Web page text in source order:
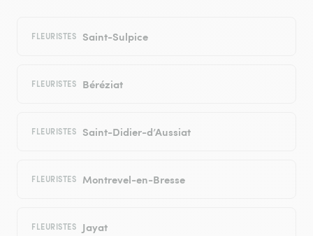
FLEURISTES Saint-Sulpice
FLEURISTES Béréziat
FLEURISTES Saint-Didier-d’Aussiat
FLEURISTES Montrevel-en-Bresse
FLEURISTES Jayat